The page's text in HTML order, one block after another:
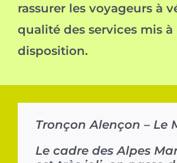
rassurer les voyageurs à
qualité des services mis à
disposition.
Tronçon Alençon – Le
Le cadre des Alpes